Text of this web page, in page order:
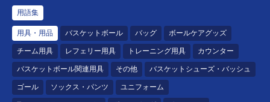
用語集
用具・用品 バスケットボール バッグ ボールケアグッズ
チーム用具 レフェリー用具 トレーニング用具 カウンター
バスケットボール関連用具 その他 バスケットシューズ・バッシュ
ゴール ソックス・パンツ ユニフォーム